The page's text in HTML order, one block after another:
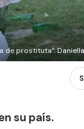
de prostituta”:
su país.